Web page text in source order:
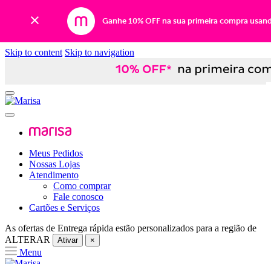
Ganhe 10% OFF na sua primeira compra
Skip to content Skip to navigation
Meus Pedidos
Nossas Lojas
Atendimento
Como comprar
Fale conosco
Cartões e Serviços
As ofertas de Entrega rápida estão personalizados para a região de
ALTERAR
Ativar ×
Menu